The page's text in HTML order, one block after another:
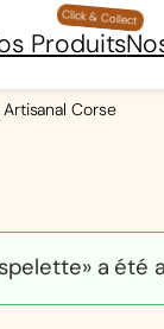
Produits
Corse
a